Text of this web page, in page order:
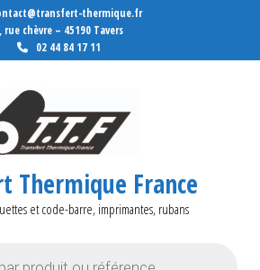
thermique.fr
rue chèvre – 45190 Tavers
02 44 84 17 11
Thermique France
et code-barre, imprimantes, rubans